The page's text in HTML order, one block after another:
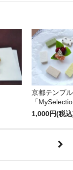
京都テンプル
「
1,000円(税